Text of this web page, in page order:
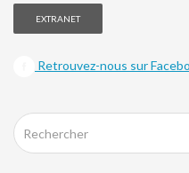
EXTRANET
Retrouvez-nous sur